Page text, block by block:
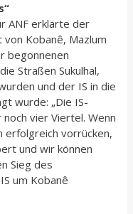
ANF erklärte der
Kobanê, Mazlum
begonnenen
Straßen Sukulhal,
und der IS in die
wurde: „Die IS-
vier Viertel. Wenn
erfolgreich vorrücken,
und wir können
Sieg des
um Kobanê